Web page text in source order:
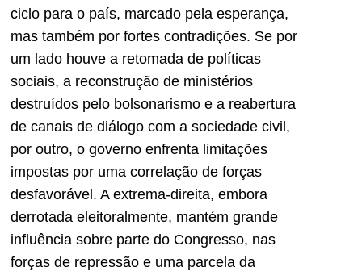
ciclo para o país, marcado pela esperança,
mas também por fortes contradições. Se por
um lado houve a retomada de políticas
sociais, a reconstrução de ministérios
destruídos pelo bolsonarismo e a reabertura
de canais de diálogo com a sociedade civil,
por outro, o governo enfrenta limitações
impostas por uma correlação de forças
desfavorável. A extrema-direita, embora
derrotada eleitoralmente, mantém grande
influência sobre parte do Congresso, nas
forças de repressão e uma parcela da